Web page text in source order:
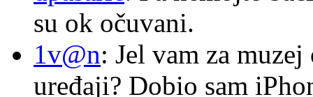
su ok očuvani.
1v@n: Jel vam za
uređaji? Dobio sam